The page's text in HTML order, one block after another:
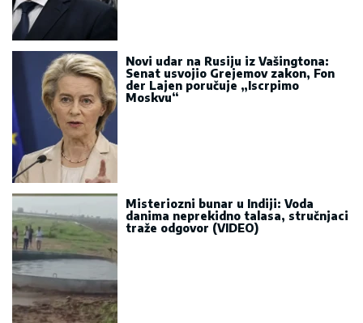
Novi udar na Rusiju iz Vašingtona:
Senat usvojio Grejemov zakon, Fon
der Lajen poručuje „Iscrpimo
Moskvu“
Misteriozni bunar u Indiji: Voda
danima neprekidno talasa, stručnjaci
traže odgovor (VIDEO)